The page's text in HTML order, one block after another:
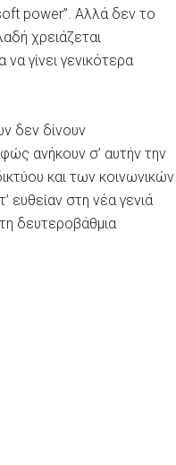
power”. Αλλά δεν το
χρειάζεται
γίνει γενικότερα
δεν δίνουν
ανήκουν σ’ αυτήν την
και των κοινωνικών
ευθείαν στη νέα γενιά
δευτεροβάθμια